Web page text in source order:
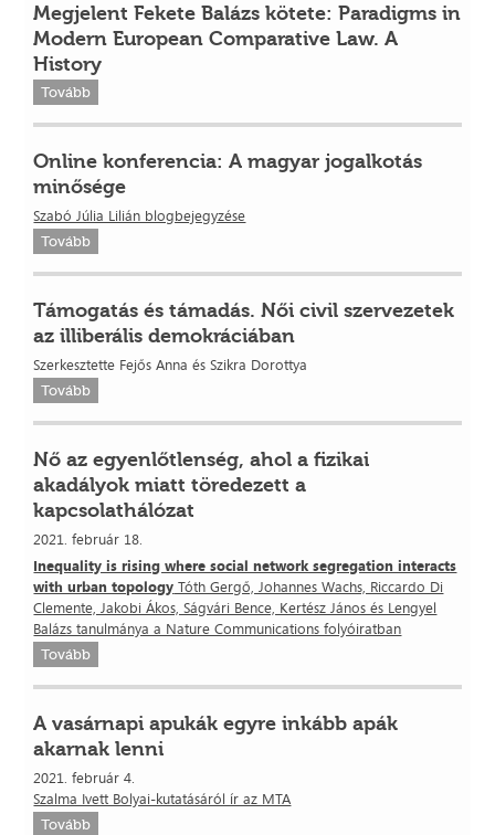
Megjelent Fekete Balázs kötete: Paradigms in
Modern European Comparative Law. A
History
Tovább
Online konferencia: A magyar jogalkotás
minősége
Szabó Júlia Lilián blogbejegyzése
Tovább
Támogatás és támadás. Női civil szervezetek
az illiberális demokráciában
Szerkesztette Fejős Anna és Szikra Dorottya
Tovább
Nő az egyenlőtlenség, ahol a fizikai
akadályok miatt töredezett a
kapcsolathálózat
2021. február 18.
Inequality is rising where social network segregation interacts
with urban topology Tóth Gergő, Johannes Wachs, Riccardo Di
Clemente, Jakobi Ákos, Ságvári Bence, Kertész János és Lengyel
Balázs tanulmánya a Nature Communications folyóiratban
Tovább
A vasárnapi apukák egyre inkább apák
akarnak lenni
2021. február 4.
Szalma Ivett Bolyai-kutatásáról ír az MTA
Tovább